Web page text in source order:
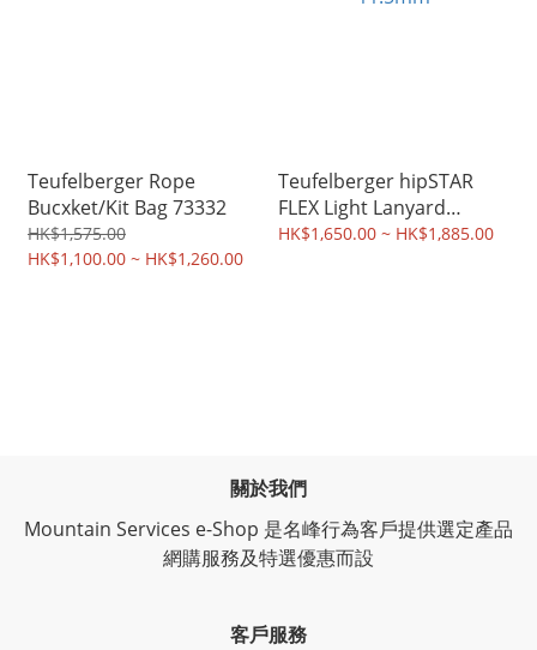
Teufelberger Rope
Bucxket/Kit Bag 73332
HK$1,575.00
HK$1,100.00 ~ HK$1,260.00
Teufelberger hipSTAR
FLEX Light Lanyard
11.5mm
HK$1,650.00 ~ HK$1,885.00
關於我們
Mountain Services e-Shop 是名峰行為客戶提供選定產品
網購服務及特選優惠而設
客戶服務